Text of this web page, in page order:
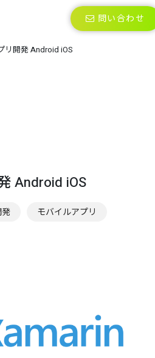
問い合わせ
リ開発 Android iOS
Android iOS
モバイルアプリ